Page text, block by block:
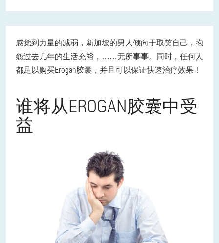
感觉到力量的减弱，新加坡的男人倾向于取笑自己，抱
怨过去几年的生活充裕，……无所事事。同时，任何人
都足以购买Erogan胶囊，并且可以保证快速治疗效果！
谁将从EROGAN胶囊中受
益